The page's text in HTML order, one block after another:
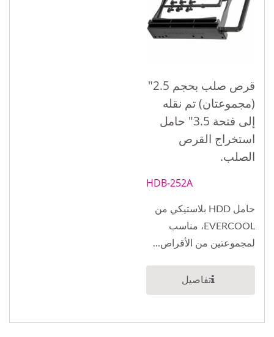
قرص صلب بحجم 2.5"
(مجموعتان) تم نقله
إلى فتحة 3.5" حامل
استخراج القرص
الصلب.
HDB-252A
حامل HDD بلاستيكي من
EVERCOOL، مناسب
لمجموعتين من الأقراص...
تفاصيل